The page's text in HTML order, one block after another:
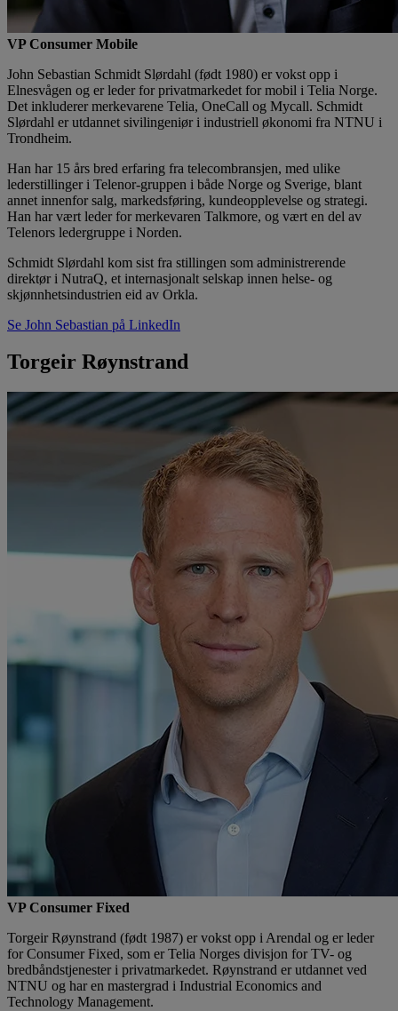
VP Consumer Mobile
John Sebastian Schmidt Slørdahl (født 1980) er vokst opp i
Elnesvågen og er leder for privatmarkedet for mobil i Telia Norge.
Det inkluderer merkevarene Telia, OneCall og Mycall. Schmidt
Slørdahl er utdannet sivilingeniør i industriell økonomi fra NTNU i
Trondheim.
Han har 15 års bred erfaring fra telecombransjen, med ulike
lederstillinger i Telenor-gruppen i både Norge og Sverige, blant
annet innenfor salg, markedsføring, kundeopplevelse og strategi.
Han har vært leder for merkevaren Talkmore, og vært en del av
Telenors ledergruppe i Norden.
Schmidt Slørdahl kom sist fra stillingen som administrerende
direktør i NutraQ, et internasjonalt selskap innen helse- og
skjønnhetsindustrien eid av Orkla.
Se John Sebastian på LinkedIn
Torgeir Røynstrand
VP Consumer Fixed
Torgeir Røynstrand (født 1987) er vokst opp i Arendal og er leder
for Consumer Fixed, som er Telia Norges divisjon for TV- og
bredbåndstjenester i privatmarkedet. Røynstrand er utdannet ved
NTNU og har en mastergrad i Industrial Economics and
Technology Management.